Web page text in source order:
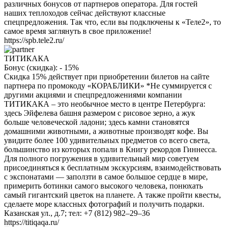
различных бонусов от партнеров оператора. Для гостей
наших теплоходов сейчас действуют классные
спецпредложения. Так что, если вы подключены к «Теле2», то
самое время заглянуть в свое приложение!
https://spb.tele2.ru/
ТИТИКАКА
Бонус (скидка): - 15%
Скидка 15% действует при приобретении билетов на сайте
партнера по промокоду «КОРАБЛИКИ» *Не суммируется с
другими акциями и спецпредложениями компании
ТИТИКАКА – это необычное место в центре Петербурга:
здесь Эйфелева башня размером с рисовое зерно, а жук
больше человеческой ладони; здесь камни становятся
домашними животными, а животные производят кофе. Вы
увидите более 100 удивительных предметов со всего света,
большинство из которых попали в Книгу рекордов Гиннесса.
Для полного погружения в удивительный мир советуем
присоединяться к бесплатным экскурсиям, взаимодействовать
с экспонатами — заползти в самое большое сердце в мире,
примерить ботинки самого высокого человека, понюхать
самый гигантский цветок на планете. А также пройти квесты,
сделаете море классных фотографий и получить подарки.
Казанская ул., д.7; тел: +7 (812) 982–29–36
https://titiqaqa.ru/